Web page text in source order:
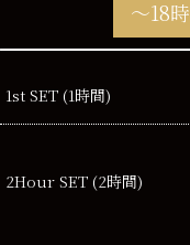
～18時
1st SET (1時間)
2Hour SET (2時間)